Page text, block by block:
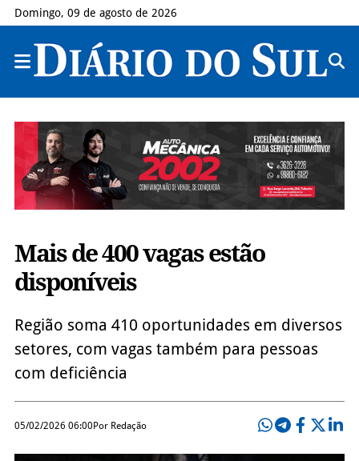
Domingo, 09 de agosto de 2026
Mais de 400 vagas estão
disponíveis
Região soma 410 oportunidades em diversos
setores, com vagas também para pessoas
com deficiência
05/02/2026 06:00Por Redação